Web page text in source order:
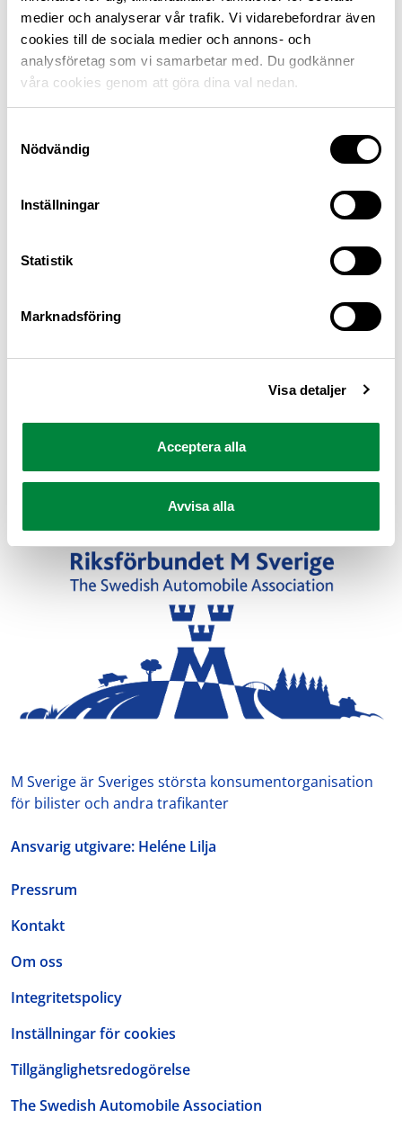
medier och analyserar vår trafik. Vi vidarebefordrar även
cookies till de sociala medier och annons- och
analysföretag som vi samarbetar med. Du godkänner
våra cookies genom att göra dina val nedan.
Nödvändig
Inställningar
Statistik
Marknadsföring
Visa detaljer
Acceptera alla
Avvisa alla
Fritidshus
Släpvagn
När skadan skett
M Sverige är Sveriges största konsumentorganisation
för bilister och andra trafikanter
Ansvarig utgivare: Heléne Lilja
Pressrum
Kontakt
Om oss
Integritetspolicy
Inställningar för cookies
Tillgänglighetsredogörelse
The Swedish Automobile Association